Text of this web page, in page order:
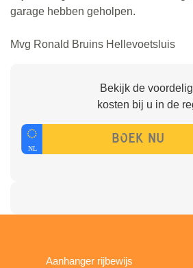
garage hebben geholpen.
Mvg Ronald Bruins Hellevoetsluis
Bekijk de
kosten bij u in de
Aanhanger rijbewijs